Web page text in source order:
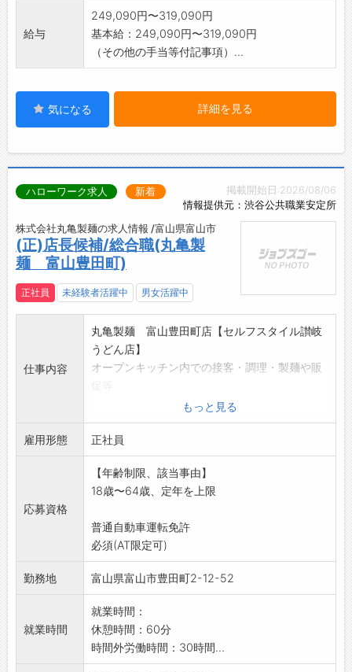
給与
249,090円〜319,090円
基本給：249,090円〜319,090円
（その他の手当等付記事項）...
気になる 詳細を見る
掲載開始日:2026/08/06
情報提供元：渋谷公共職業安定所
ハローワーク求人 新着
株式会社丸亀製麺の求人情報 /富山県富山市
(正)店長候補/総合職(丸亀製
麺 富山豊田町)
正社員 未経験者活躍中 男女活躍中
仕事内容
丸亀製麺 富山豊田町店【セルフスタイル讃岐
うどん店】
オープンキッチン内での接客・調理・製麺や販
研修センターや研修に特化した店舗で4ヶ月
間、
店舗運営を基礎から学び、更なるOJTを経て、
店長を目指していただきます。
分かりやすいレシピ、業務対応に関する内容全
般を
があるので、
未経験の方でも安心して始めていただけます。
一緒にお客さまを笑顔にして、<食の感動体験>
を
変更範囲:変更なし
もっと見る
雇用形態 正社員
応募資格
【年齢制限、該当事由】
18歳〜64歳、定年を上限
普通自動車運転免許
必須(AT限定可)
勤務地 富山県富山市豊田町2-12-52
就業時間
就業時間：
休憩時間：60分
時間外労働時間：30時間...